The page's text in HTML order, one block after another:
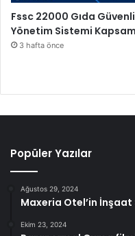
Fssc 22000 Gıda
Yönetim Sistemi
3 hafta önce
Popüler Yazılar
Ağustos 29, 2024
Maxeria Otel’in
Ekim 23, 2024